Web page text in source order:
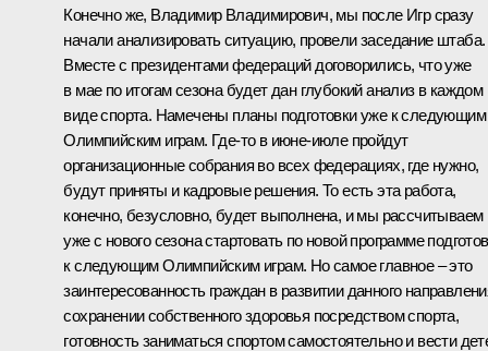
Конечно же, Владимир Владимирович, мы после Игр сразу
начали анализировать ситуацию, провели заседание штаба.
Вместе с президентами федераций договорились, что уже
в мае по итогам сезона будет дан глубокий анализ в каждом
виде спорта. Намечены планы подготовки уже к следующим
Олимпийским играм. Где‑то в июне-июле пройдут
организационные собрания во всех федерациях, где нужно,
будут приняты и кадровые решения. То есть эта работа,
конечно, безусловно, будет выполнена, и мы рассчитываем
уже с нового сезона стартовать по новой программе
к следующим Олимпийским играм. Но самое главное – это
заинтересованность граждан в развитии данного
сохранении собственного здоровья посредством спорта,
готовность заниматься спортом самостоятельно и вести